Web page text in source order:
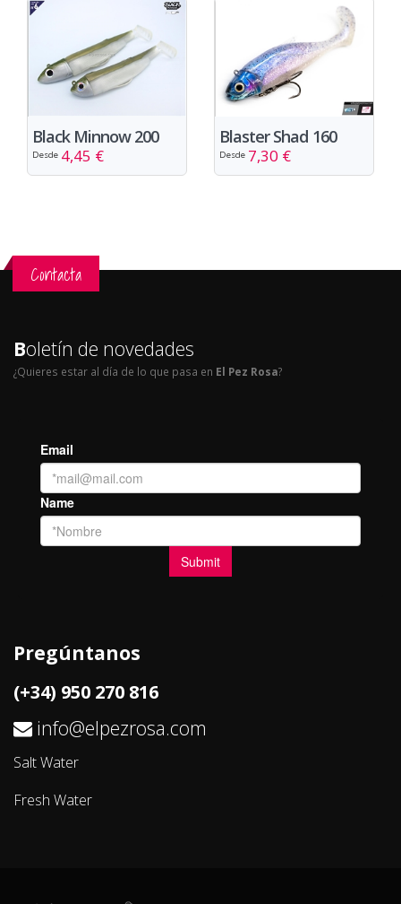
Black Minnow 200
Desde 4,45 €
Blaster Shad 160
Desde 7,30 €
Contacta
Boletín de novedades
¿Quieres estar al día de lo que pasa en El Pez Rosa?
Pregúntanos
(+34) 950 270 816
info@elpezrosa.com
Salt Water
Fresh Water